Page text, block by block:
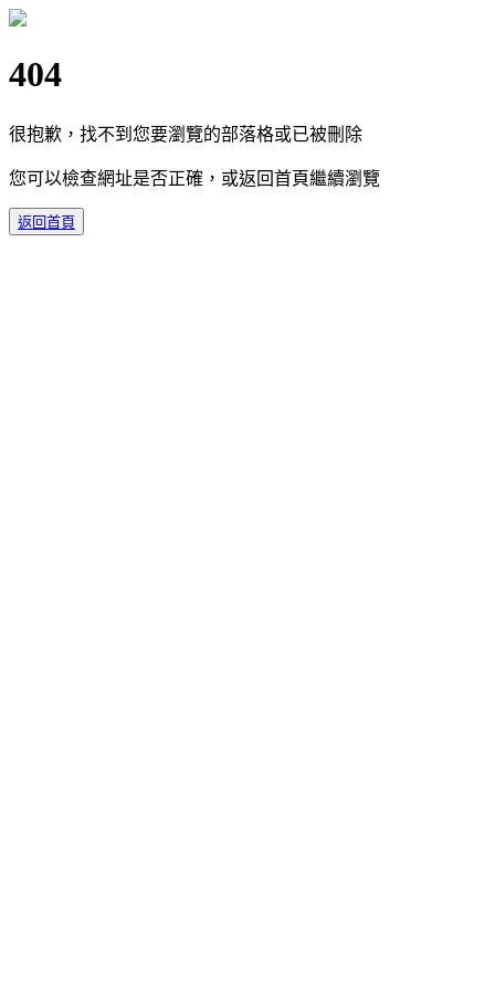
404
很抱歉，找不到您要瀏覽的部落格或已被刪除
您可以檢查網址是否正確，或返回首頁繼續瀏覽
返回首頁